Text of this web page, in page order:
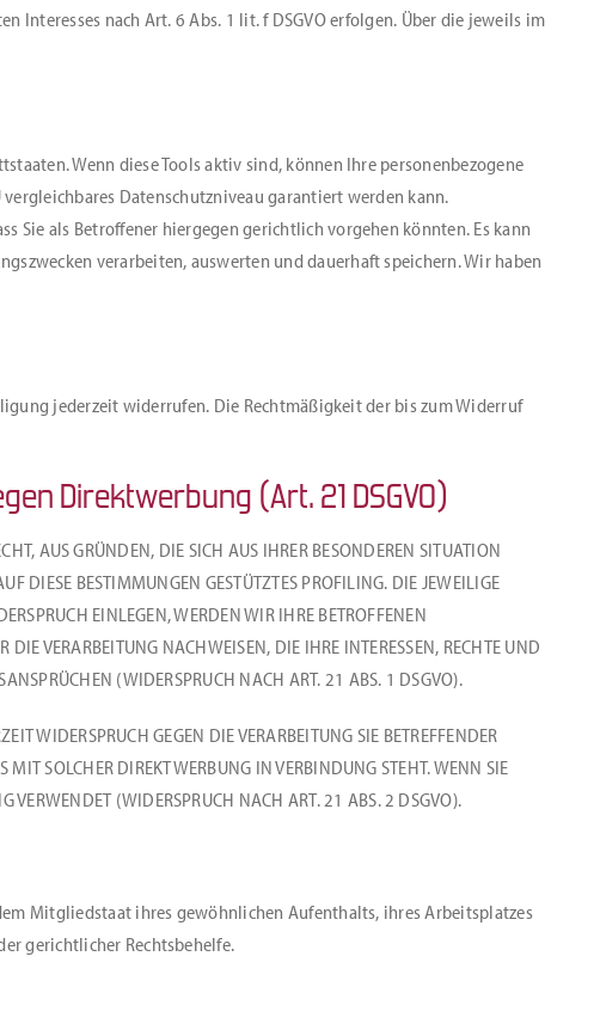
Interesses nach Art. 6 Abs. 1 lit. f DSGVO erfolgen. Über die jeweils im
Wenn diese Tools aktiv sind, können Ihre personenbezogene
Datenschutzniveau garantiert werden kann.
Sie als Betroffener hiergegen gerichtlich vorgehen könnten. Es kann
verarbeiten, auswerten und dauerhaft speichern. Wir haben
jederzeit widerrufen. Die Rechtmäßigkeit der bis zum Widerruf
Direktwerbung (Art. 21 DSGVO)
AUS GRÜNDEN, DIE SICH AUS IHRER BESONDEREN SITUATION
DIESE BESTIMMUNGEN GESTÜTZTES PROFILING. DIE JEWEILIGE
EINLEGEN, WERDEN WIR IHRE BETROFFENEN
VERARBEITUNG NACHWEISEN, DIE IHRE INTERESSEN, RECHTE UND
(WIDERSPRUCH NACH ART. 21 ABS. 1 DSGVO).
WIDERSPRUCH GEGEN DIE VERARBEITUNG SIE BETREFFENDER
SOLCHER DIREKTWERBUNG IN VERBINDUNG STEHT. WENN SIE
VERWENDET (WIDERSPRUCH NACH ART. 21 ABS. 2 DSGVO).
Mitgliedstaat ihres gewöhnlichen Aufenthalts, ihres Arbeitsplatzes
gerichtlicher Rechtsbehelfe.